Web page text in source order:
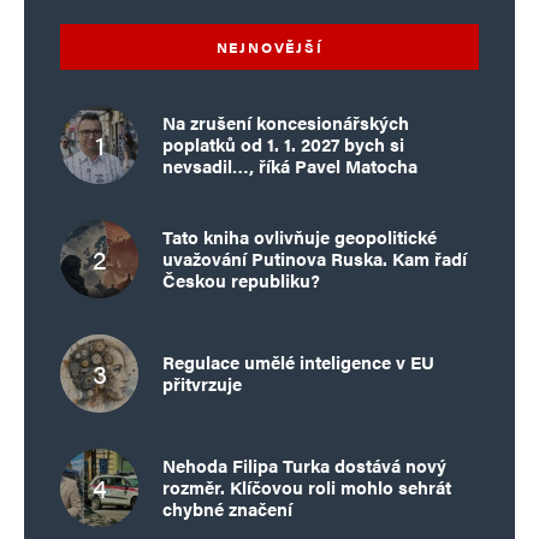
NEJNOVĚJŠÍ
Na zrušení koncesionářských
poplatků od 1. 1. 2027 bych si
nevsadil…, říká Pavel Matocha
Tato kniha ovlivňuje geopolitické
uvažování Putinova Ruska. Kam řadí
Českou republiku?
Regulace umělé inteligence v EU
přitvrzuje
Nehoda Filipa Turka dostává nový
rozměr. Klíčovou roli mohlo sehrát
chybné značení